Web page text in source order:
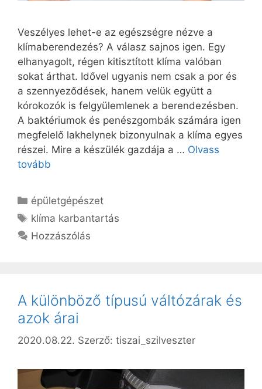
Veszélyes lehet-e az egészségre nézve a
klímaberendezés? A válasz sajnos igen. Egy
elhanyagolt, régen kitisztított klíma valóban
sokat árthat. Idővel ugyanis nem csak a por és
a szennyeződések, hanem velük együtt a
kórokozók is felgyülemlenek a berendezésben.
A baktériumok és penészgombák számára igen
megfelelő lakhelynek bizonyulnak a klíma egyes
részei. Mire a készülék gazdája a … Olvass
tovább
Kategória
épületgépészet
Címkék
klíma karbantartás
Hozzászólás
A különböző típusú váltózárak és
azok árai
2020.08.22. Szerző: tiszai_szilveszter